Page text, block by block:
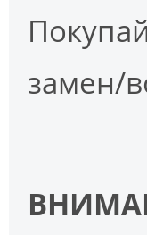
замен/